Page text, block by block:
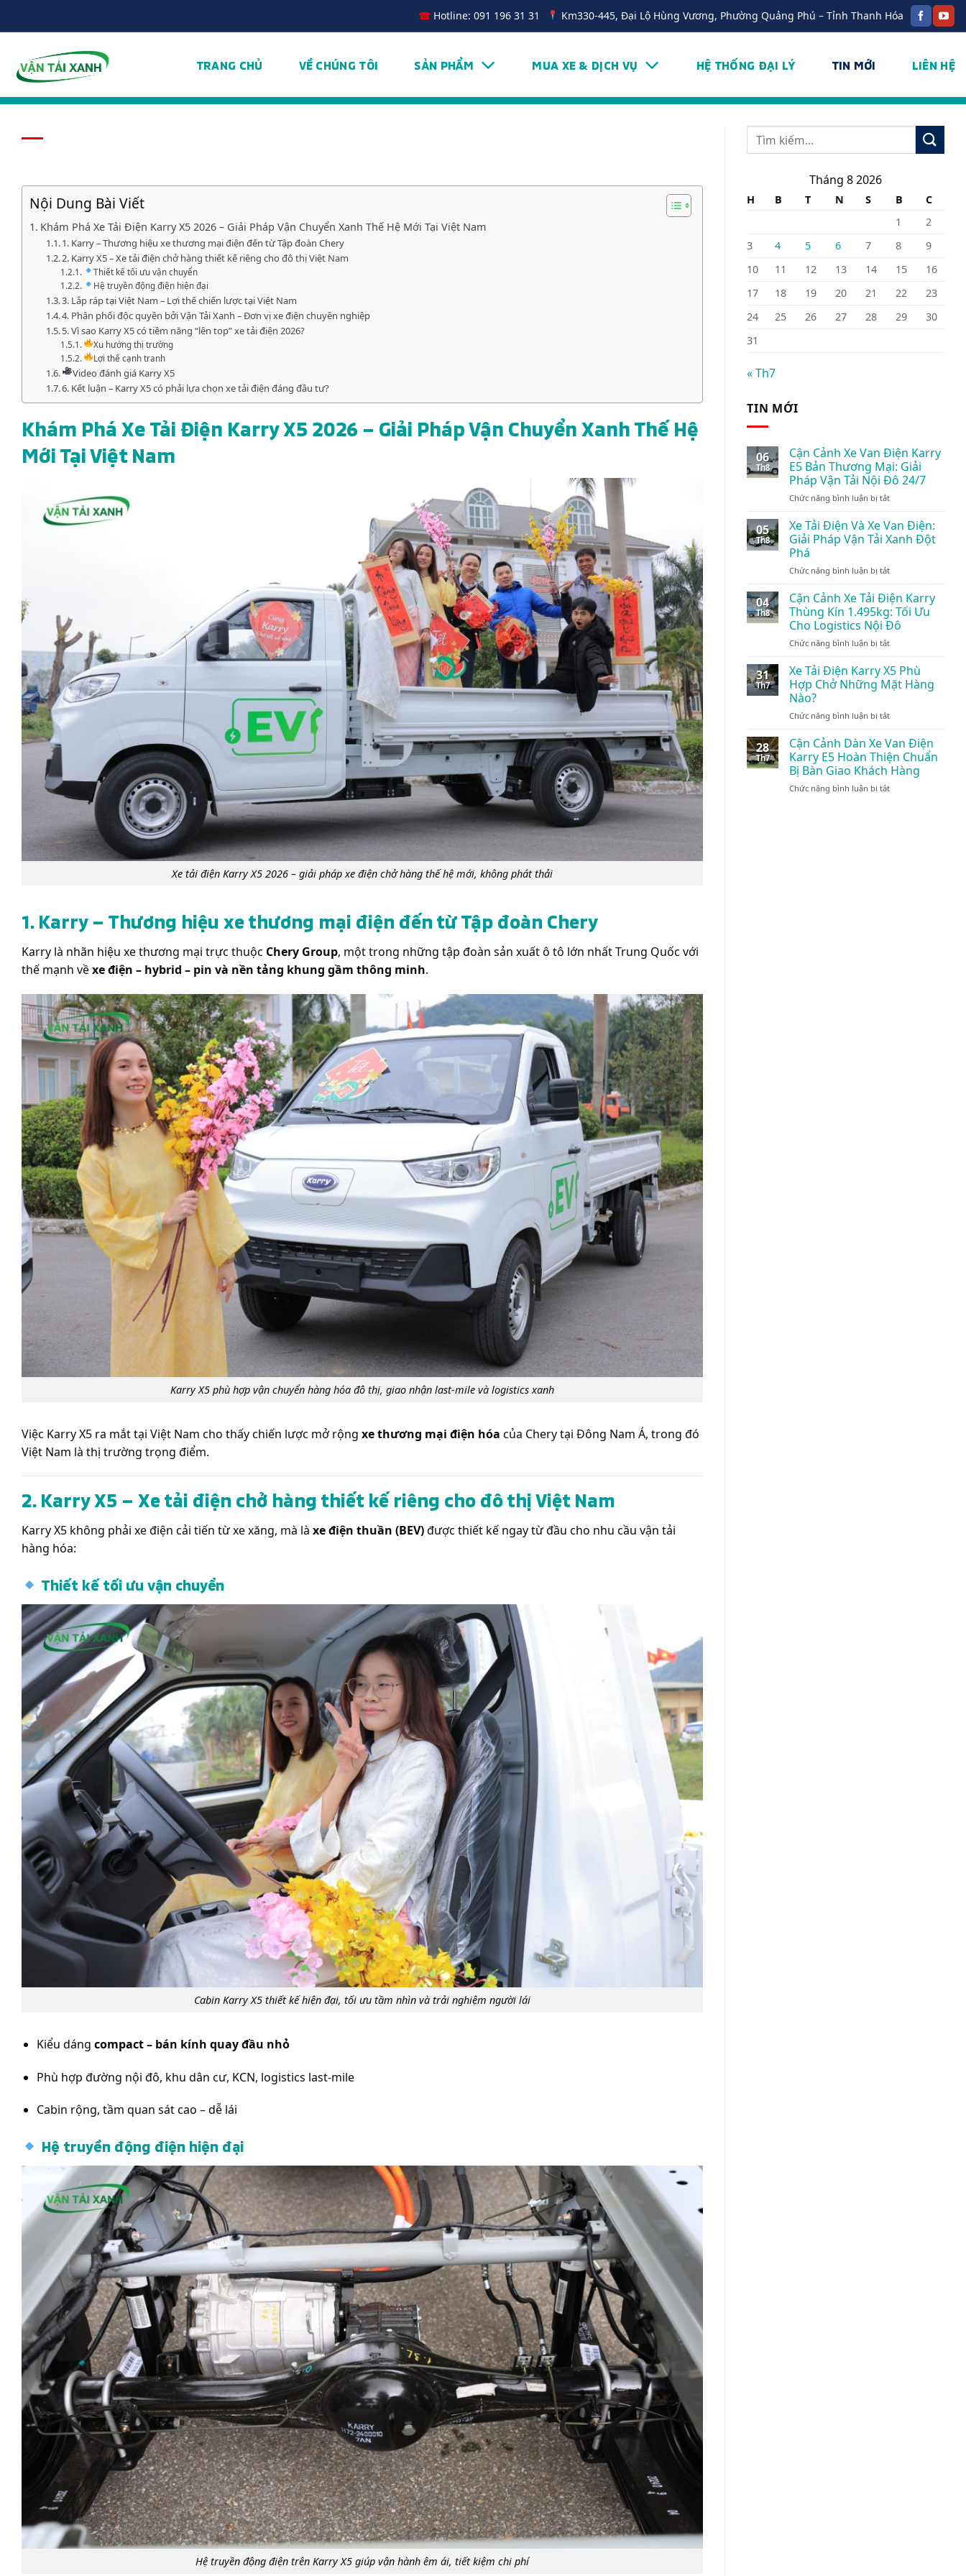
dung
☎Hotline: 091 196 31 31 Km330-445, Đại Lộ Hùng Vương, Phường Quảng Phú – Tỉnh Thanh Hóa
TRANG CHỦ VỀ CHÚNG TÔI SẢN PHẨM MUA XE & DỊCH VỤ HỆ THỐNG ĐẠI LÝ TIN MỚI LIÊN HỆ
Nội Dung Bài Viết
Khám Phá Xe Tải Điện Karry X5 2026 – Giải Pháp Vận Chuyển Xanh Thế Hệ Mới Tại Việt Nam
1. Karry – Thương hiệu xe thương mại điện đến từ Tập đoàn Chery
2. Karry X5 – Xe tải điện chở hàng thiết kế riêng cho đô thị Việt Nam
Thiết kế tối ưu vận chuyển
Hệ truyền động điện hiện đại
3. Lắp ráp tại Việt Nam – Lợi thế chiến lược tại Việt Nam
4. Phân phối độc quyền bởi Vận Tải Xanh – Đơn vị xe điện chuyên nghiệp
5. Vì sao Karry X5 có tiềm năng “lên top” xe tải điện 2026?
Xu hướng thị trường
Lợi thế cạnh tranh
Video đánh giá Karry X5
6. Kết luận – Karry X5 có phải lựa chọn xe tải điện đáng đầu tư?
Khám Phá Xe Tải Điện Karry X5 2026 – Giải Pháp Vận Chuyển Xanh Thế Hệ
Mới Tại Việt Nam
Xe tải điện Karry X5 2026 – giải pháp xe điện chở hàng thế hệ mới, không phát thải
1. Karry – Thương hiệu xe thương mại điện đến từ Tập đoàn Chery
Karry là nhãn hiệu xe thương mại trực thuộc Chery Group, một trong những tập đoàn sản xuất ô tô lớn nhất Trung Quốc với
thế mạnh vềxe điện – hybrid – pin và nền tảng khung gầm thông minh.
Karry X5 phù hợp vận chuyển hàng hóa đô thị, giao nhận last-mile và logistics xanh
Việc Karry X5 ra mắt tại Việt Nam cho thấy chiến lược mở rộng xe thương mại điện hóa của Chery tại Đông Nam Á, trong đó
Việt Nam là thị trường trọng điểm.
2. Karry X5 – Xe tải điện chở hàng thiết kế riêng cho đô thị Việt Nam
Karry X5 không phải xe điện cải tiến từ xe xăng, mà là xe điện thuần (BEV)được thiết kế ngay từ đầu cho nhu cầu vận tải
hàng hóa:
Thiết kế tối ưu vận chuyển
Cabin Karry X5 thiết kế hiện đại, tối ưu tầm nhìn và trải nghiệm người lái
Kiểu dáng compact – bán kính quay đầu nhỏ
Phù hợp đường nội đô, khu dân cư, KCN, logistics last-mile
Cabin rộng, tầm quan sát cao – dễ lái
Hệ truyền động điện hiện đại
Hệ truyền động điện trên Karry X5 giúp vận hành êm ái, tiết kiệm chi phí
Tháng 8 2026
H B T N S B
C
1
2
3
4 5 6 7 8
9
10
11 12 13 14 15
16
17
18 19 20 21 22
23
24
25 26 27 28 29
30
31
« Th7
TIN MỚI
06
Th8
Cận Cảnh Xe Van Điện Karry
E5 Bản Thương Mại: Giải
Pháp Vận Tải Nội Đô 24/7
Chức năng bình luận bị tắtở
Cảnh
Xe
Van
Karry
Bản
Thương
Mại:
Giải
Pháp
Tải
Nội
Đô
05
Th8
Xe Tải Điện Và Xe Van Điện:
Giải Pháp Vận Tải Xanh Đột
Phá
Chức năng bình luận bị tắtở
Tải
Điện
Và
Xe
Van
Giải
Pháp
Vận
Xanh
Phá
04
Th8
Cận Cảnh Xe Tải Điện Karry
Thùng Kín 1.495kg: Tối Ưu
Cho Logistics Nội Đô
Chức năng bình luận bị tắtở
Cảnh
Xe
Tải
Karry
Kín
1.495kg:
Tối
Ưu
Cho
31
Th7
Xe Tải Điện Karry X5 Phù
Hợp Chở Những Mặt Hàng
Nào?
Chức năng bình luận bị tắtở
Tải
Điện
Karry
X5
Phù
28
Th7
Cận Cảnh Dàn Xe Van Điện
Karry E5 Hoàn Thiện Chuẩn
Bị Bàn Giao Khách Hàng
Chức năng bình luận bị tắtở